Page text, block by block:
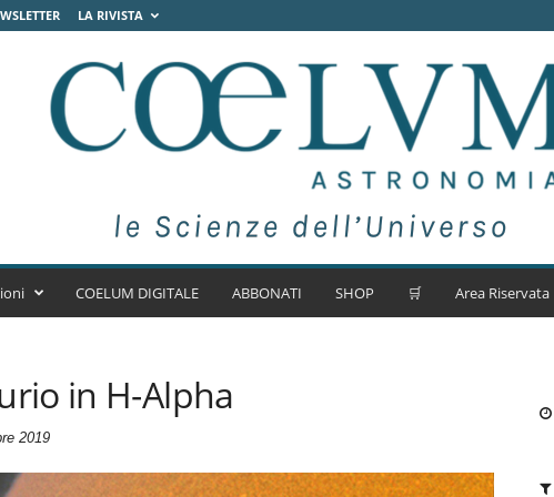
LA RIVISTA
COELUM DIGITALE ABBONATI SHOP 🛒 Area Riservata
in H-Alpha
2019